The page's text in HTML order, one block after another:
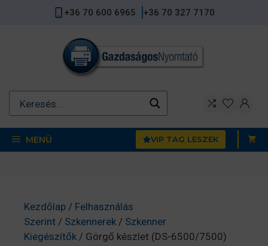
+36 70 600 6965 +36 70 327 7170
MENÜ VIP TAG LESZEK
Kezdőlap / Felhasználás
Szerint / Szkennerek / Szkenner
Kiegészítők / Görgő készlet (DS-6500/7500)